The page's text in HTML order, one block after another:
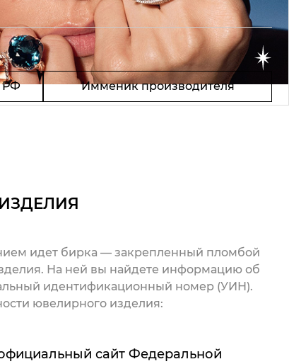
РФ Имменик производителя
идет бирка — закрепленный пломбой
На ней вы найдете информацию об
идентификационный номер (УИН).
ювелирного изделия:
сайт Федеральной